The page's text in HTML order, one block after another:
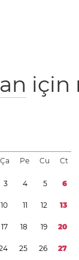
için
Ça Pe Cu Ct
3 4 5 6
10 11 12 13
17 18 19 20
4 25 26 27